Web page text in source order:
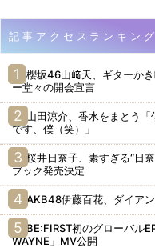
記事アクセスランキング
櫻坂46山﨑天、ギターかき
ー堂々の開会宣言
山田涼介、香水をまとう「
です、僕（笑）」
桜井日奈子、素すぎる“日
ブック発売決定
AKB48伊藤百花、ダイアン
BE:FIRST初のグローバル
WAYNE」MV公開